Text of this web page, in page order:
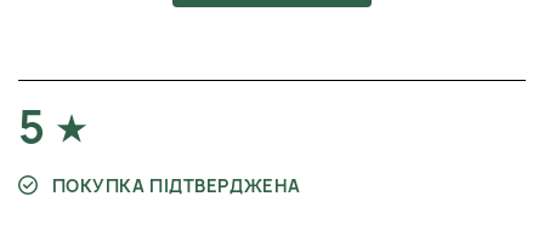
5
ПОКУПКА ПІДТВЕРДЖЕНА